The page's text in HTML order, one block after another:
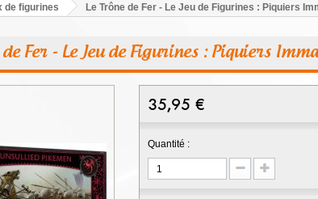
de figurines Le Trône de Fer - Le Jeu de Figurines : Piquiers
de Fer - Le Jeu de Figurines : Piquiers
35,95 €
Quantité :